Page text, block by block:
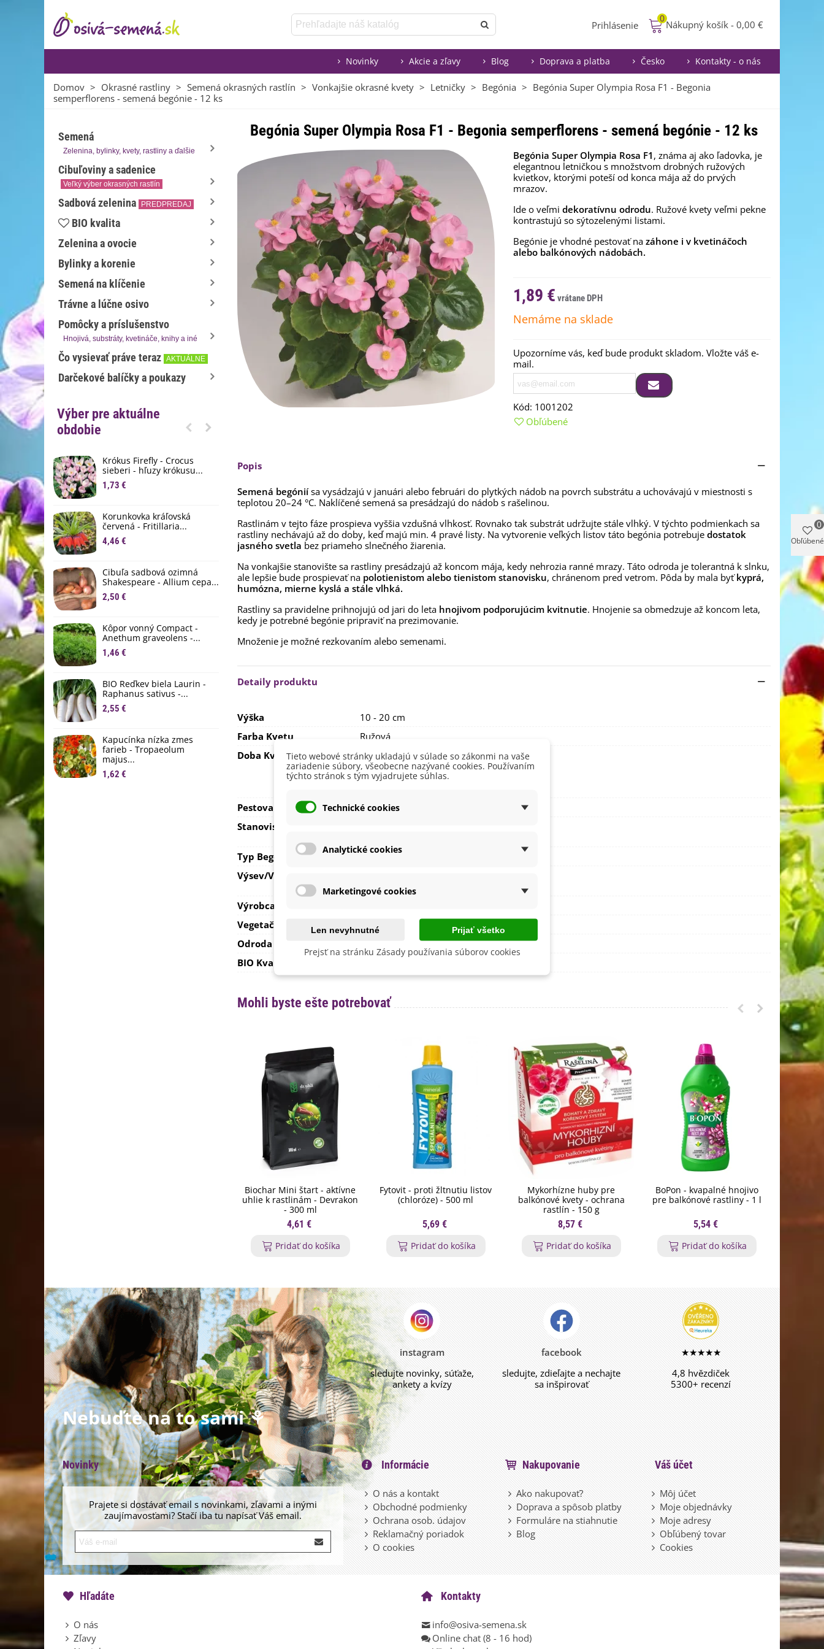
Prihlásenie
0
Nákupný košík - 0,00 €
Novinky Akcie a zľavy Blog Doprava a platba Česko Kontakty - o nás
Domov > Okrasné rastliny > Semená okrasných rastlín > Vonkajšie okrasné kvety > Letničky > Begónia > Begónia Super Olympia Rosa F1 - Begonia
semperflorens - semená begónie - 12 ks
Semená
Zelenina, bylinky, kvety, rastliny a ďalšie
Cibuľoviny a sadenice
Veľký výber okrasných rastlín
Sadbová zelenina PREDPREDAJ
BIO kvalita
Zelenina a ovocie
Bylinky a korenie
Semená na klíčenie
Trávne a lúčne osivo
Pomôcky a príslušenstvo
Hnojivá, substráty, kvetináče, knihy a iné
Čo vysievať práve teraz AKTUÁLNE
Darčekové balíčky a poukazy
Výber pre aktuálne
obdobie
Krókus Firefly - Crocus
sieberi - hľuzy krókusu...
1,73 €
Korunkovka kráľovská
červená - Fritillaria...
4,46 €
Cibuľa sadbová ozimná
Shakespeare - Allium cepa...
2,50 €
Kôpor vonný Compact -
Anethum graveolens -...
1,46 €
BIO Reďkev biela Laurin -
Raphanus sativus -...
2,55 €
Kapucínka nízka zmes
farieb - Tropaeolum
majus...
1,62 €
8,68 €
Kuchynské bylinky na malú
plochu - výsevný disk...
3,80 €
Daucus carota - semená -...
1,53 €
Ľalia Canova - Lilium -
cibuľoviny - 1 ks
2,69 € 3,85 € -30%
3,85 €
Begónia Super Olympia Rosa F1 - Begonia semperflorens - semená begónie - 12 ks
Begónia Super Olympia Rosa F1 , známa aj ako ľadovka, je
elegantnou letničkou s množstvom drobných ružových
kvietkov, ktorými poteší od konca mája až do prvých
mrazov.
Ide o veľmi dekoratívnu odrodu. Ružové kvety veľmi pekne
kontrastujú so sýtozelenými listami.
Begónie je vhodné pestovať na záhone i v kvetináčoch
alebo balkónových nádobách.
1,89 €
Nemáme na sklade
Upozorníme vás, keď bude produkt skladom. Vložte váš e-
mail.
Kód: 1001202
Obľúbené
Popis
Semená begóniísa vysádzajú v januári alebo februári do plytkých nádob na povrch substrátu a uchovávajú v miestnosti s
teplotou 20–24 °C. Naklíčené semená sa presádzajú do nádob s rašelinou.
Rastlinám v tejto fáze prospieva vyššia vzdušná vlhkosť. Rovnako tak substrát udržujte stále vlhký. V týchto podmienkach sa
rastliny nechávajú až do doby, keď majú min. 4 pravé listy. Na vytvorenie veľkých listov táto begónia potrebuje dostatok
jasného svetla bez priameho slnečného žiarenia.
Na vonkajšie stanovište sa rastliny presádzajú až koncom mája, kedy nehrozia ranné mrazy. Táto odroda je tolerantná k slnku,
ale lepšie bude prospievať na polotienistom alebo tienistom stanovisku, chránenom pred vetrom. Pôda by mala byťkyprá,
humózna, mierne kyslá a stále vlhká.
Rastliny sa pravidelne prihnojujú od jari do leta hnojivom podporujúcim kvitnutie. Hnojenie sa obmedzuje až koncom leta,
kedy je potrebné begónie pripraviť na prezimovanie.
Množenie je možné rezkovaním alebo semenami.
Detaily produktu
Výška
10 - 20 cm
Farba Kvetu
Ružová
Doba Kvitnutia
August
Júl
Jún
Pestovanie
V exteriéri - vonku
Stanovisko
Typ Begónie
Drobnokvetá
Výsev/výsadba
Marec
Výrobca
Vegetačné Obdobie
Letničky
Odroda
BIO Kvalita
Mohli byste ešte potrebovať
Biochar Mini štart - aktívne
uhlie k rastlinám - Devrakon
- 300 ml
4,61 €
Pridať do košíka
Fytovit - proti žltnutiu listov
(chloróze) - 500 ml
5,69 €
Pridať do košíka
Mykorhízne huby pre
balkónové kvety - ochrana
rastlín - 150 g
8,57 €
Pridať do košíka
BoPon - kvapalné hnojivo
pre balkónové rastliny - 1 l
5,54 €
Pridať do košíka
Nebuďte na to sami ⚘
instagram
sledujte novinky, súťaže,
ankety a kvízy
facebook
sledujte, zdieľajte a nechajte
sa inšpirovať
★★★★★
4,8 hvězdiček
5300+ recenzí
Novinky
Prajete si dostávať email s novinkami, zľavami a inými
zaujímavosťami? Stačí iba tu napísať Váš email.
Informácie
O nás a kontakt
Obchodné podmienky
Ochrana osob. údajov
Reklamačný poriadok
O cookies
Nakupovanie
Ako nakupovať?
Doprava a spôsob platby
Formuláre na stiahnutie
Blog
Váš účet
Môj účet
Moje objednávky
Moje adresy
Obľúbený tovar
Cookies
Hľadáte
O nás
Zľavy
Kontakty
info@osiva-semena.sk
Online chat (8 - 16 hod)
Obľúbené
0
Tieto webové stránky ukladajú v súlade so zákonmi na vaše
zariadenie súbory, všeobecne nazývané cookies. Používaním
týchto stránok s tým vyjadrujete súhlas.
Technické cookies
Analytické cookies
Marketingové cookies
Len nevyhnutné Prijať všetko
Prejsť na stránku Zásady používania súborov cookies